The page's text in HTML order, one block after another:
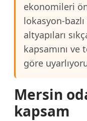
ekonomileri
lokasyon-
altyapıları
kapsamını
göre
Mersin
kapsam